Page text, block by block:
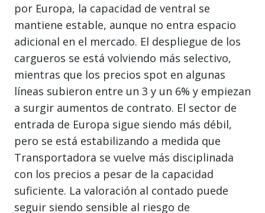
por Europa, la capacidad de ventral se
mantiene estable, aunque no entra espacio
adicional en el mercado. El despliegue de los
cargueros se está volviendo más selectivo,
mientras que los precios spot en algunas
líneas subieron entre un 3 y un 6% y empiezan
a surgir aumentos de contrato. El sector de
entrada de Europa sigue siendo más débil,
pero se está estabilizando a medida que
Transportadora se vuelve más disciplinada
con los precios a pesar de la capacidad
suficiente. La valoración al contado puede
seguir siendo sensible al riesgo de